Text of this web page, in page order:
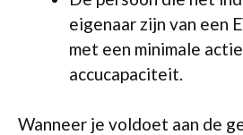
eigenaar zijn van een
met een minimale
accucapaciteit.
Wanneer je voldoet aan de